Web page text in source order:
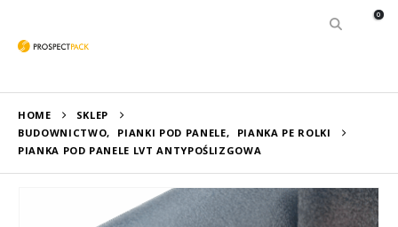
0
HOME
SKLEP
BUDOWNICTWO, PIANKI POD PANELE,
PIANKA PE ROLKI
PIANKA POD PANELE LVT ANTYPOŚLIZGOWA